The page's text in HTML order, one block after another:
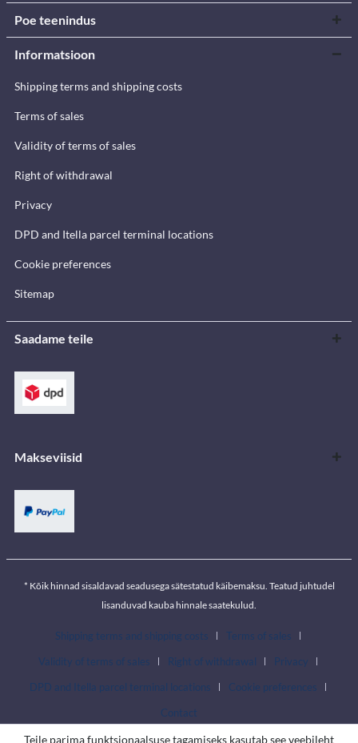
Poe teenindus
Informatsioon
Shipping terms and shipping costs
Terms of sales
Validity of terms of sales
Right of withdrawal
Privacy
DPD and Itella parcel terminal locations
Cookie preferences
Sitemap
Saadame teile
Makseviisid
* Kõik hinnad sisaldavad seadusega sätestatud käibemaksu. Teatud juhtudel
lisanduvad kauba hinnale saatekulud.
Shipping terms and shipping costs
Terms of sales
Validity of terms of sales
Right of withdrawal
Privacy
DPD and Itella parcel terminal locations
Cookie preferences
Contact
Teile parima funktsionaalsuse tagamiseks kasutab see veebileht